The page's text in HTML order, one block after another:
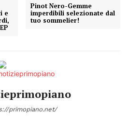
e
Pinot Nero-Gemme
imperdibili selezionate dal
tuo sommelier!
primopiano.net/